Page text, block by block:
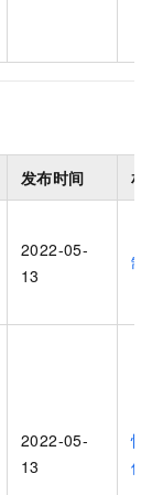
发布时间 相
2022-05-
13
制
2022-05-
13
快
像